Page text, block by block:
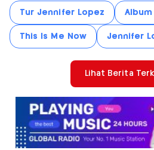
Tur Jennifer Lopez
This Is Me Now Jennifer
Lihat Berita